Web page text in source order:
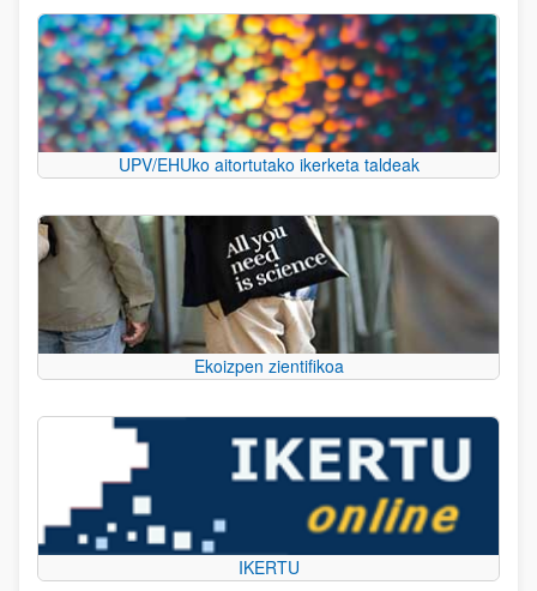
UPV/EHUko aitortutako ikerketa taldeak
Ekoizpen zientifikoa
IKERTU